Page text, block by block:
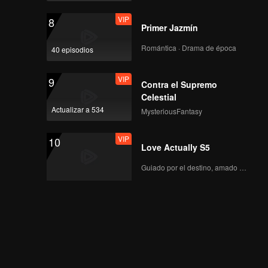
8
40 episodios
VIP
Primer Jazmín
Romántica · Drama de época
9
Actualizar a 534
VIP
Contra el Supremo
Celestial
MysteriousFantasy
10 VIP
Love Actually S5